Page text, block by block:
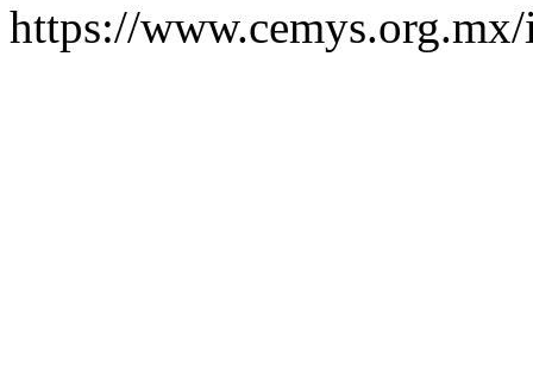
https://